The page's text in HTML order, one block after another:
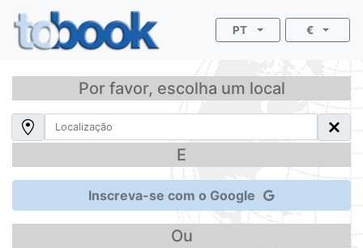
PT €
Por favor, escolha um local
E
Inscreva-se com o Google
Ou